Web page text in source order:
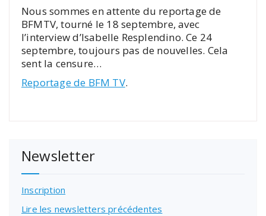
Nous sommes en attente du reportage de
BFMTV, tourné le 18 septembre, avec
l’interview d’Isabelle Resplendino. Ce 24
septembre, toujours pas de nouvelles. Cela
sent la censure…
Reportage de BFM TV.
Newsletter
Inscription
Lire les newsletters précédentes